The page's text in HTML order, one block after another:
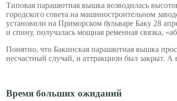
Типовая парашютная вышка возводилась
городского совета на машиностроительном
установили на Приморском бульваре Баку 28
и спину, получалась мощная ременная связка,
Понятно, что Бакинская парашютная вышка
несчастный случай, и аттракцион был закрыт. А
Время больших ожиданий